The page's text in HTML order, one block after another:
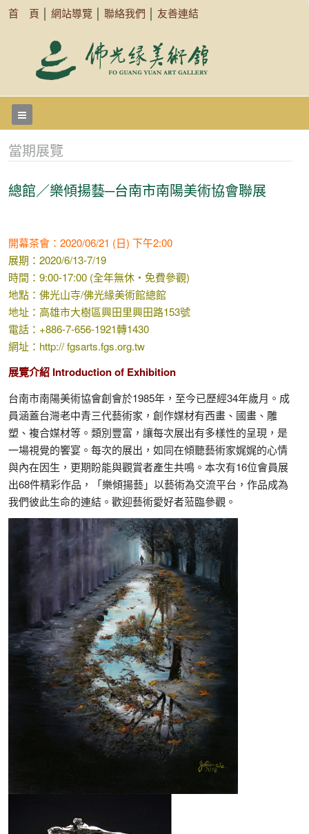
首 頁 網站導覽 聯絡我們 友善連結
當期展覽
總館／樂傾揚藝─台南市南陽美術協會聯展
開幕茶會：2020/06/21 (日) 下午2:00
展期：2020/6/13-7/19
時間：9:00-17:00 (全年無休‧免費參觀)
地點：佛光山寺/佛光緣美術館總館
地址：高雄市大樹區興田里興田路153號
電話：+886-7-656-1921轉1430
網址：http:// fgsarts.fgs.org.tw
展覽介紹 Introduction of Exhibition
台南市南陽美術協會創會於1985年，至今已歷經34年歲月。成
員涵蓋台灣老中青三代藝術家，創作媒材有西畫、國畫、雕
塑、複合媒材等。類別豐富，讓每次展出有多樣性的呈現，是
一場視覺的饗宴。每次的展出，如同在傾聽藝術家娓娓的心情
與內在因生，更期盼能與觀賞者產生共鳴。本次有16位會員展
出68件精彩作品，「樂傾揚藝」以藝術為交流平台，作品成為
我們彼此生命的連結。歡迎藝術愛好者蒞臨參觀。